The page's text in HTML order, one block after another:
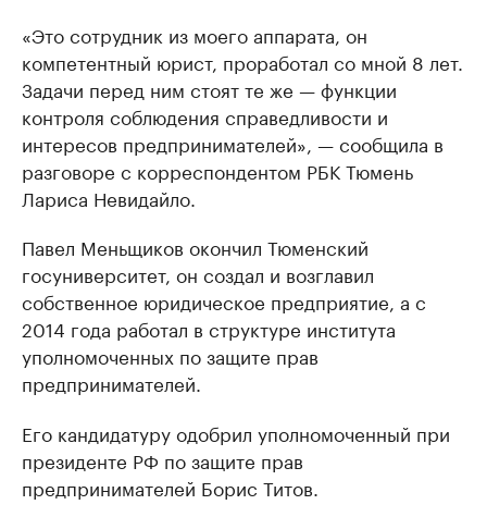
«Это сотрудник из моего аппарата, он
компетентный юрист, проработал со мной 8 лет.
Задачи перед ним стоят те же — функции
контроля соблюдения справедливости и
интересов предпринимателей», — сообщила в
разговоре с корреспондентом РБК Тюмень
Лариса Невидайло.
Павел Меньщиков окончил Тюменский
госуниверситет, он создал и возглавил
собственное юридическое предприятие, а с
2014 года работал в структуре института
уполномоченных по защите прав
предпринимателей.
Его кандидатуру одобрил уполномоченный при
президенте РФ по защите прав
предпринимателей Борис Титов.